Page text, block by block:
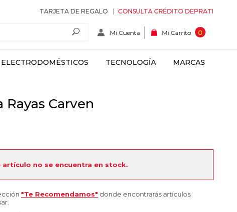
TARJETA DE REGALO CONSULTA CRÉDITO DEPRATI
Mi Cuenta Mi Carrito 0
ELECTRODOMÉSTICOS TECNOLOGÍA MARCAS
Carven
artículo no se encuentra en stock.
"Te Recomendamos" donde encontrarás artículos